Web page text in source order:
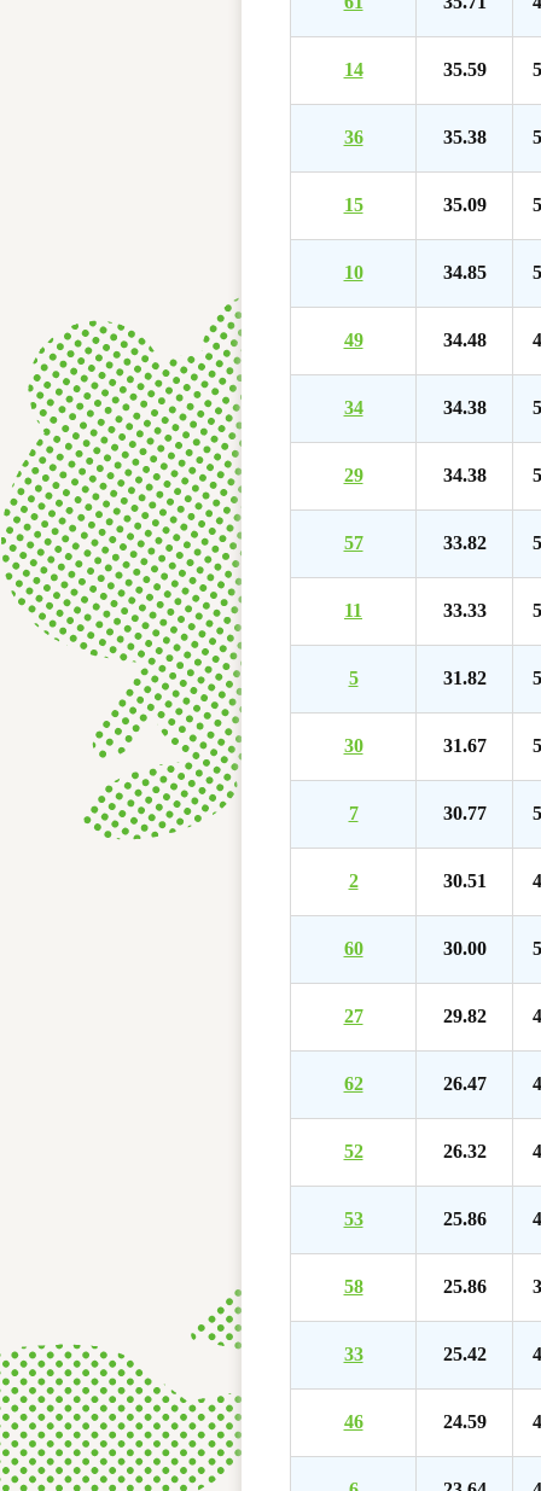
14 35.59
36 35.38
15 35.09
10 34.85
49 34.48
34 34.38
29 34.38
57 33.82
11 33.33
5 31.82
30 31.67
7 30.77
2 30.51
60 30.00
27 29.82
62 26.47
52 26.32
53 25.86
58 25.86
33 25.42
46 24.59